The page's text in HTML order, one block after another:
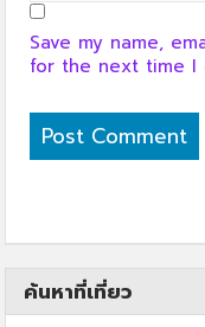
Save my name,
for the next time I
ค้นหาที่เที่ยว